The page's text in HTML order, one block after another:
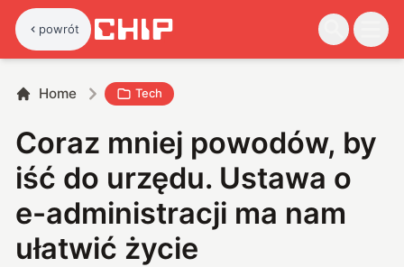
powrót
Home Tech
Coraz mniej powodów, by
iść do urzędu. Ustawa o
e-administracji ma nam
ułatwić życie